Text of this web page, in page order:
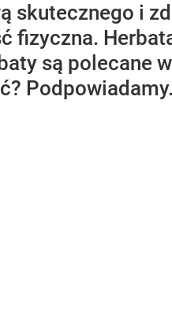
skutecznego i
fizyczna.
są polecane
Podpowiadamy.